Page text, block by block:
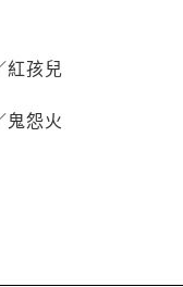
紅孩兒
鬼怨火